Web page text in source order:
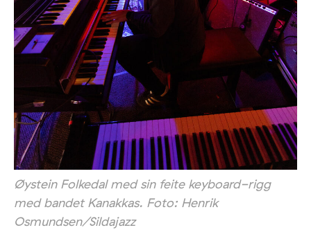
Øystein Folkedal med sin feite keyboard-rigg
med bandet Kanakkas. Foto: Henrik
Osmundsen/Sildajazz